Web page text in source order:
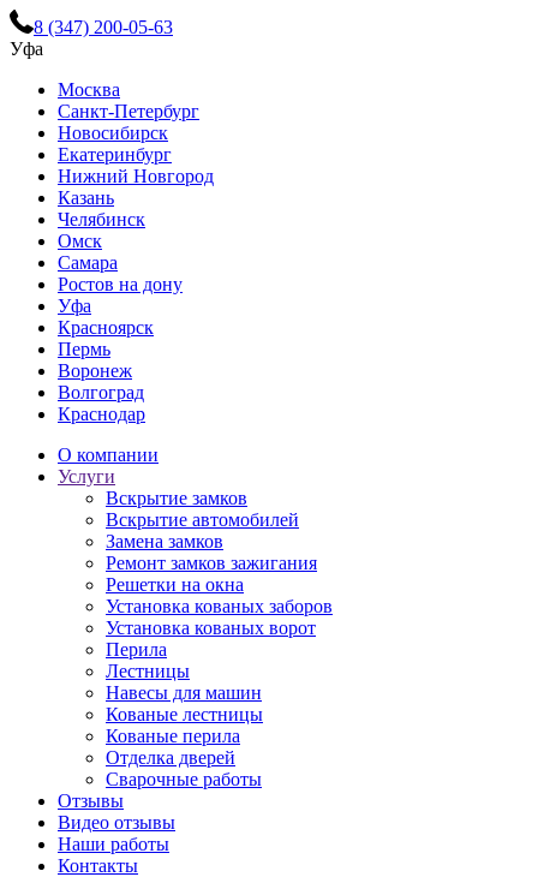
8 (347) 200-05-63
Уфа
Москва
Санкт-Петербург
Новосибирск
Екатеринбург
Нижний Новгород
Казань
Челябинск
Омск
Самара
Ростов на дону
Уфа
Красноярск
Пермь
Воронеж
Волгоград
Краснодар
О компании
Услуги
Вскрытие замков
Вскрытие автомобилей
Замена замков
Ремонт замков зажигания
Решетки на окна
Установка кованых заборов
Установка кованых ворот
Перила
Лестницы
Навесы для машин
Кованые лестницы
Кованые перила
Отделка дверей
Сварочные работы
Отзывы
Видео отзывы
Наши работы
Контакты